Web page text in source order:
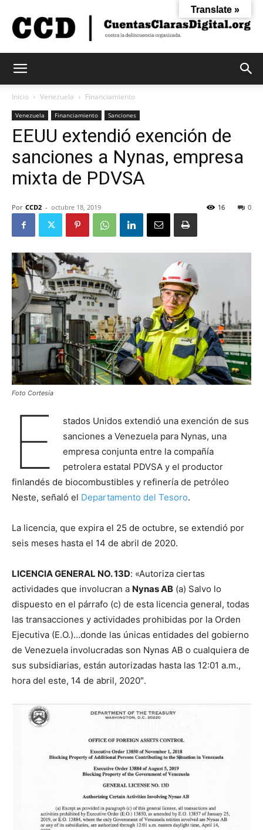
Claras
Digital
Inicio Venezuela Financiamiento
Venezuela Financiamiento Sanciones
EEUU extendió exención de
sanciones a Nynas, empresa
mixta de PDVSA
Por CCD2 - octubre 18, 2019 0
16
Foto Cortesía
E
stados Unidos extendió una exención de sus
sanciones a Venezuela para Nynas, una
empresa conjunta entre la compañía
petrolera estatal PDVSA y el productor
finlandés de biocombustibles y refinería de petróleo
Neste, señaló el Departamento del Tesoro.
La licencia, que expira el 25 de octubre, se extendió por
seis meses hasta el 14 de abril de 2020.
LICENCIA GENERAL NO. 13D: «Autoriza ciertas
actividades que involucran a Nynas AB (a) Salvo lo
dispuesto en el párrafo (c) de esta licencia general, todas
las transacciones y actividades prohibidas por la Orden
Ejecutiva (E.O.)…donde las únicas entidades del gobierno
de Venezuela involucradas son Nynas AB o cualquiera de
sus subsidiarias, están autorizadas hasta las 12:01 a.m.,
hora del este, 14 de abril, 2020″.
Translate »